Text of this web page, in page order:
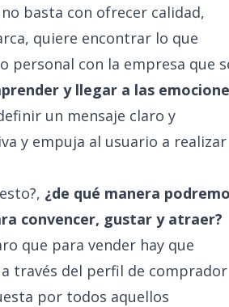
basta con ofrecer calidad,
quiere encontrar lo que
personal con la empresa que
y llegar a las
un mensaje claro y
y empuja al usuario a realizar
¿de qué manera
convencer, gustar y atraer?
que para vender hay que
través del perfil de comprador
por todos aquellos